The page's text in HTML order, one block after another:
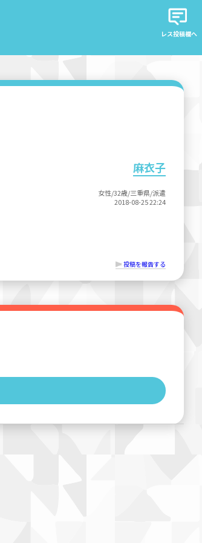
レス投稿欄へ
麻衣子
女性/32歳/三重県/派遣
2018-08-25 22:24
投稿を報告する